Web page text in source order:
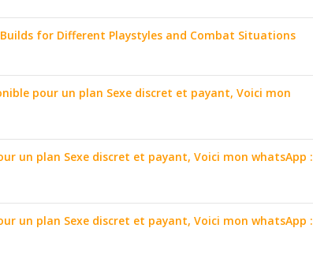
Builds for Different Playstyles and Combat Situations
pour un plan Sexe discret et payant, Voici mon
un plan Sexe discret et payant, Voici mon whatsApp :
un plan Sexe discret et payant, Voici mon whatsApp :